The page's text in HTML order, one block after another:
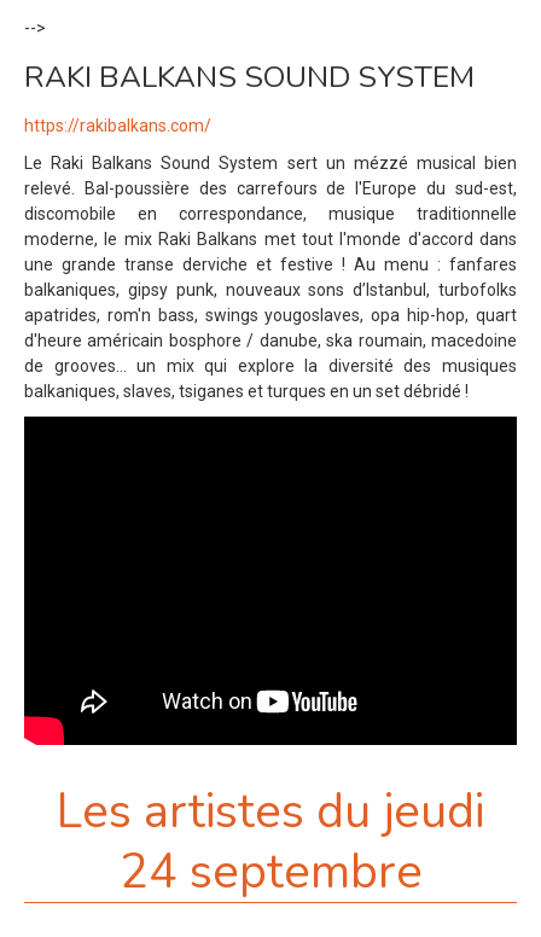
-->
RAKI BALKANS SOUND SYSTEM
https://rakibalkans.com/
Le Raki Balkans Sound System sert un mézzé musical bien
relevé. Bal-poussière des carrefours de l'Europe du sud-est,
discomobile en correspondance, musique traditionnelle
moderne, le mix Raki Balkans met tout l'monde d'accord dans
une grande transe derviche et festive ! Au menu : fanfares
balkaniques, gipsy punk, nouveaux sons d’Istanbul, turbofolks
apatrides, rom'n bass, swings yougoslaves, opa hip-hop, quart
d'heure américain bosphore / danube, ska roumain, macedoine
de grooves... un mix qui explore la diversité des musiques
balkaniques, slaves, tsiganes et turques en un set débridé !
Les artistes du jeudi
24 septembre